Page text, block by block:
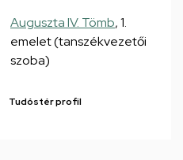
Auguszta IV. Tömb, 1.
emelet (tanszékvezetői
szoba)
Tudóstér profil